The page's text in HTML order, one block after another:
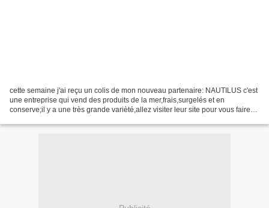
cette semaine j'ai reçu un colis de mon nouveau partenaire: NAUTILUS c'est
une entreprise qui vend des produits de la mer,frais,surgelés et en
conserve;il y a une très grande varièté,allez visiter leur site pour vous faire